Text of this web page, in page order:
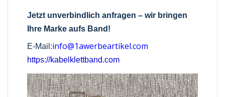
Jetzt unverbindlich anfragen – wir bringen
Ihre Marke aufs Band!
E-Mail:info@1awerbeartikel.com
https://kabelklettband.com